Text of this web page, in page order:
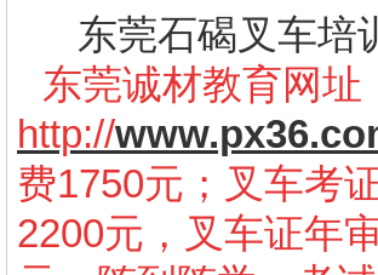
东莞石碣叉车培
东莞诚材教育网址
http://
费1750元；叉车考
2200元，叉车证年